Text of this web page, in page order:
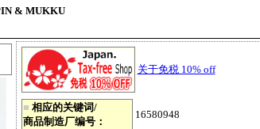
& MUKKU
关于免税 10% off
■ 相应的关键词/
商品制造厂编号：
16580948